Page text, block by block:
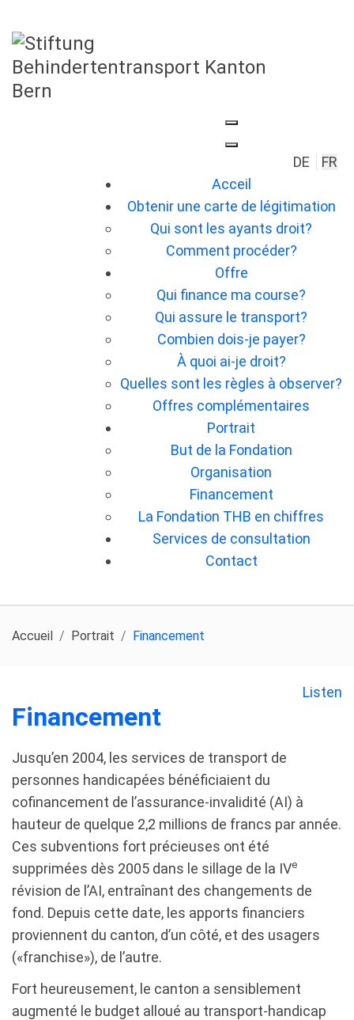
DE
FR
Acceil
Obtenir une carte de légitimation
Qui sont les ayants droit?
Comment procéder?
Offre
Qui finance ma course?
Qui assure le transport?
Combien dois-je payer?
À quoi ai-je droit?
Quelles sont les règles à observer?
Offres complémentaires
Portrait
But de la Fondation
Organisation
Financement
La Fondation THB en chiffres
Services de consultation
Contact
Accueil Portrait Financement
Listen
Financement
Jusqu’en 2004, les services de transport de
personnes handicapées bénéficiaient du
cofinancement de l’assurance-invalidité (AI) à
hauteur de quelque 2,2 millions de francs par année.
Ces subventions fort précieuses ont été
supprimées dès 2005 dans le sillage de la IVe
révision de l’AI, entraînant des changements de
fond. Depuis cette date, les apports financiers
proviennent du canton, d’un côté, et des usagers
(«franchise»), de l’autre.
Fort heureusement, le canton a sensiblement
augmenté le budget alloué au transport-handicap